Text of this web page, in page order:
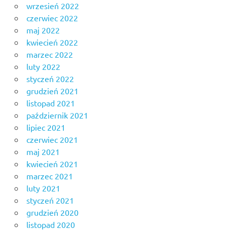
wrzesień 2022
czerwiec 2022
maj 2022
kwiecień 2022
marzec 2022
luty 2022
styczeń 2022
grudzień 2021
listopad 2021
październik 2021
lipiec 2021
czerwiec 2021
maj 2021
kwiecień 2021
marzec 2021
luty 2021
styczeń 2021
grudzień 2020
listopad 2020